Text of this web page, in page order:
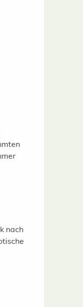
nach